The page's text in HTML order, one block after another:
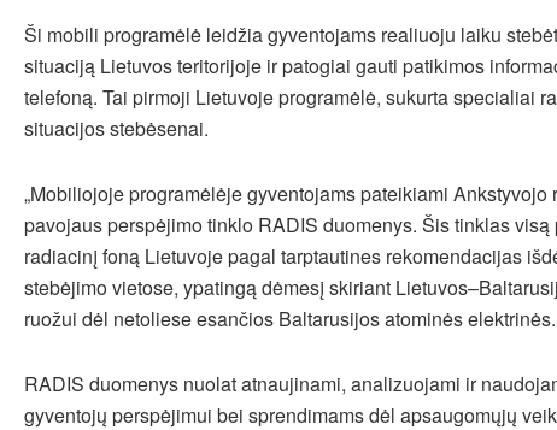
Ši mobili programėlė leidžia gyventojams realiuoju laiku
situaciją Lietuvos teritorijoje ir patogiai gauti patikimos
telefoną. Tai pirmoji Lietuvoje programėlė, sukurta specialiai
situacijos stebėsenai.
„Mobiliojoje programėlėje gyventojams pateikiami Ankstyvojo
pavojaus perspėjimo tinklo RADIS duomenys. Šis tinklas visą
radiacinį foną Lietuvoje pagal tarptautines rekomendacijas
stebėjimo vietose, ypatingą dėmesį skiriant
ruožui dėl netoliese esančios Baltarusijos atominės elektrinės.
RADIS duomenys nuolat atnaujinami, analizuojami ir
gyventojų perspėjimui bei sprendimams dėl apsaugomųjų